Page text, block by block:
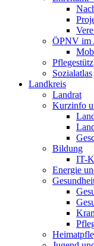
ÖPNV im
Sozialatlas
Landkreis
Landrat
Kurzinfo
Bildung
IT-
Energie